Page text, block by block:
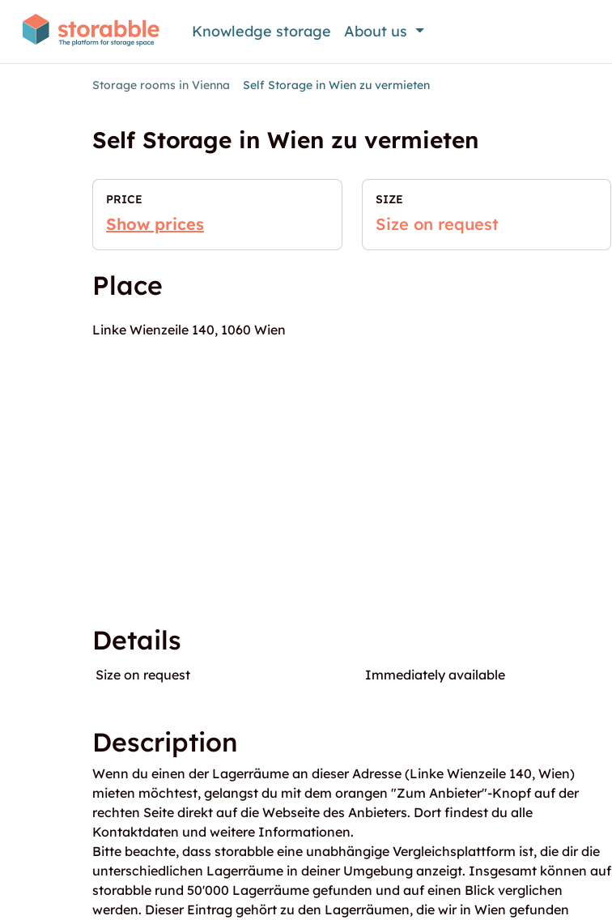
Knowledge storage About us
Storage rooms in Vienna Self Storage in Wien zu vermieten
Self Storage in Wien zu vermieten
PRICE
Show prices
SIZE
Size on request
Place
Linke Wienzeile 140, 1060 Wien
Details
Size on request Immediately available
Description
Wenn du einen der Lagerräume an dieser Adresse (Linke Wienzeile 140, Wien)
mieten möchtest, gelangst du mit dem orangen "Zum Anbieter"-Knopf auf der
rechten Seite direkt auf die Webseite des Anbieters. Dort findest du alle
Kontaktdaten und weitere Informationen.
Bitte beachte, dass storabble eine unabhängige Vergleichsplattform ist, die dir die
unterschiedlichen Lagerräume in deiner Umgebung anzeigt. Insgesamt können auf
storabble rund 50'000 Lagerräume gefunden und auf einen Blick verglichen
werden. Dieser Eintrag gehört zu den Lagerräumen, die wir in Wien gefunden